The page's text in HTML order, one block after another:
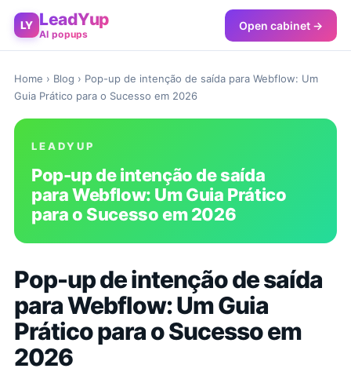
LY LeadYup
AI popups
Open cabinet →
Home › Blog › Pop-up de intenção de saída para Webflow: Um
Guia Prático para o Sucesso em 2026
LEADYUP
Pop-up de intenção de saída
para Webflow: Um Guia Prático
para o Sucesso em 2026
Pop-up de intenção de saída
para Webflow: Um Guia
Prático para o Sucesso em
2026